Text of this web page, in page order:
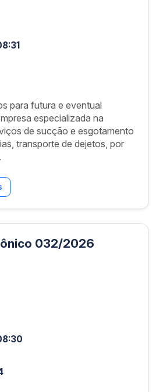
para futura e eventual
especializada na
de sucção e esgotamento
transporte de dejetos, por
032/2026